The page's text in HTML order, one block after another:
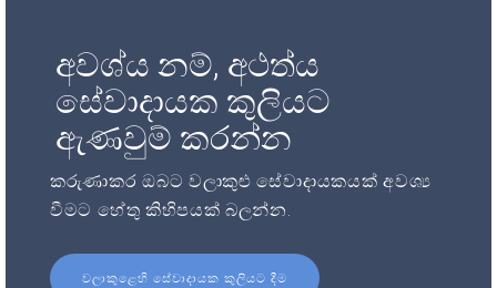
අවශ්ය නම්, අථත්ය
සේවාදායක කුලියට
ඇණවුම් කරන්න
කරුණාකර ඔබට වලාකුළු සේවාදායකයක් අවශ්‍ය
වීමට හේතු කිහිපයක් බලන්න.
වලාකුළෙහි සේවාදායක කුලියට දීම